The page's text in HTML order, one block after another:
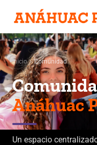
Iniciochevron_rightComunidad
Anáhuac
Un espacio